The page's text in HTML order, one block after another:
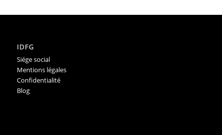
IDFG
Siége social
Mentions légales
Confidentialité
Blog